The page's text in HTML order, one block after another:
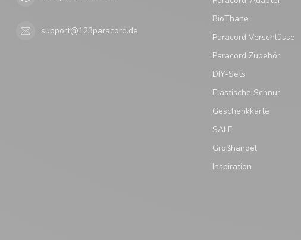
support@123paracord.de
BioThane
Paracord Verschlüsse
Paracord Zubehör
DIY-Sets
Elastische Schnur
Geschenkkarte
SALE
Großhandel
Inspiration